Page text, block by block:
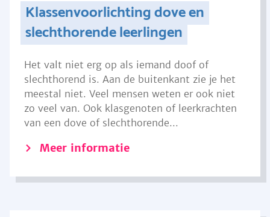
Klassenvoorlichting dove en
slechthorende leerlingen
Het valt niet erg op als iemand doof of
slechthorend is. Aan de buitenkant zie je het
meestal niet. Veel mensen weten er ook niet
zo veel van. Ook klasgenoten of leerkrachten
van een dove of slechthorende...
Meer informatie